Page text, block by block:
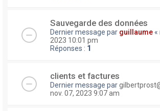
Sauvegarde des données
Dernier message par guillaume «
2023 10:01 pm
Réponses : 1
clients et factures
Dernier message par
nov. 07, 2023 9:07 am